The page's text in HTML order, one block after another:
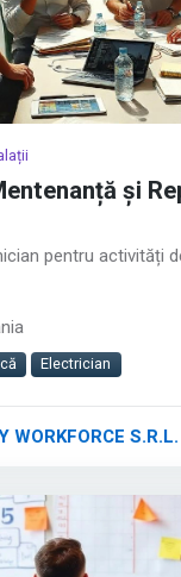
și
pentru activități
într-un mediu de
practică în domenii
Electrician
WORKFORCE S.R.L.